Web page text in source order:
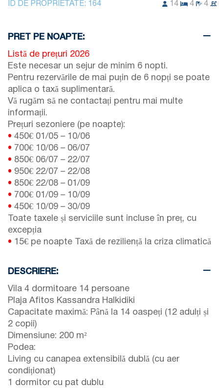
ID DE PROPRIETATE: 164 14 4 4
PRET PE NOAPTE:
Listă de prețuri 2026
Este necesar un sejur de minim 6 nopti.
Pentru rezervările de mai puțin de 6 nopți se poate
aplica o taxă suplimentară.
Vă rugăm să ne contactați pentru mai multe
informații.
Prețuri sezoniere (pe noapte):
• 450€ 01/05 – 10/06
• 700€ 10/06 – 06/07
• 850€ 06/07 – 22/07
• 950€ 22/07 – 22/08
• 850€ 22/08 – 01/09
• 700€ 01/09 – 10/09
• 450€ 10/09 – 30/09
Toate taxele și serviciile sunt incluse în preț, cu
excepția
• 15€ pe noapte Taxă de reziliență la criza climatică
DESCRIERE:
Vila 4 dormitoare 14 persoane
Plaja Afitos Kassandra Halkidiki
Capacitate maximă: Până la 14 oaspeți (12 adulți și
2 copii)
Dimensiune: 200 m²
Podea:
Living cu canapea extensibilă dublă (cu aer
condiționat)
1 dormitor cu pat dublu